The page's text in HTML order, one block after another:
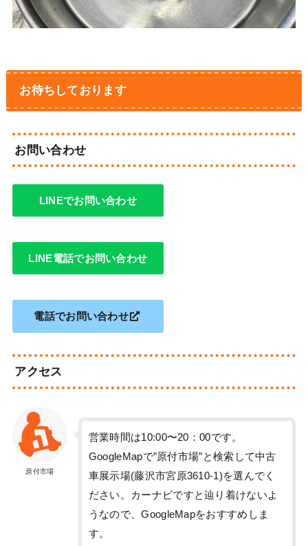
お待ちしております
お問い合わせ
LINEでお問い合わせ
LINE電話でお問い合わせ
電話でお問い合わせ
アクセス
原付市場
営業時間は10:00〜20：00です。
GoogleMapで”原付市場”と検索して中古
車展示場(藤沢市宮原3610-1)を選んでく
ださい。カーナビですと辿り着けないよ
うなので、GoogleMapをおすすめしま
す。